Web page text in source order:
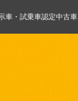
車・試乗車認定中古車